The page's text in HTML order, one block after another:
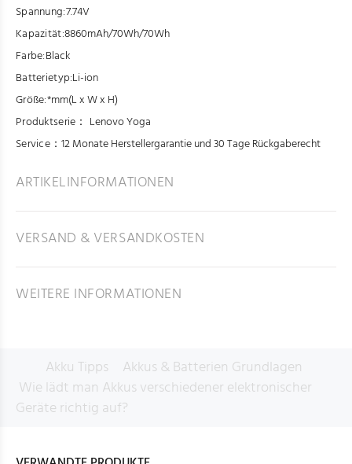
Spannung:7.74V
Kapazität:8860mAh/70Wh/70Wh
Farbe:Black
Batterietyp:Li-ion
Größe:*mm(L x W x H)
Produktserie： Lenovo Yoga
Service：12 Monate Herstellergarantie und 30 Tage Rückgaberecht
ARTIKELINFORMATIONEN
VERSAND & VERSANDKOSTEN
WEITERE INFORMATIONEN
Akku Tipps
Akkus & Batterien Grundlagen
Wie lädt man Akkus verschiedener elektronischer
Geräte richtig auf?